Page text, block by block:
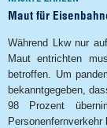
Maut für
Während Lkw nur
Maut entrichten
betroffen. Um
bekanntgegeben,
98 Prozent